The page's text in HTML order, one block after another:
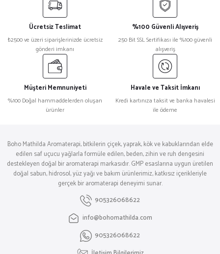
Ücretsiz Teslimat
₺2500 ve üzeri siparişlerinizde ücretsiz
gönderi imkanı
%100 Güvenli Alışveriş
250 Bit SSL Sertifikası ile %100 güvenli
alışveriş
Müşteri Memnuniyeti
%100 Doğal hammaddelerden oluşan
ürünler
Havale ve Taksit İmkanı
Kredi kartınıza taksit ve banka havalesi
ile ödeme
Boho Mathilda Aromaterapi, bitkilerin çiçek, yaprak, kök ve kabuklarından elde
edilen saf uçucu yağlarla formüle edilen, beden, zihin ve ruh dengesini
destekleyen doğal bir aromaterapi markasıdır. GMP esaslarına uygun üretilen
doğal sabun, hidrosol, yüz yağı ve bakım ürünlerimiz, katkısız içerikleriyle
gerçek bir aromaterapi deneyimi sunar.
905326068622
info@bohomathilda.com
905326068622